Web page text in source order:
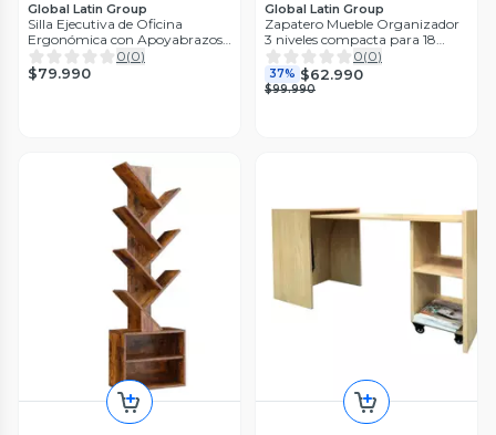
Global Latin Group
Silla Ejecutiva de Oficina
Ergonómica con Apoyabrazos
Ajustables de Tela Gris
0(0)
$79.990
Global Latin Group
Zapatero Mueble Organizador
3 niveles compacta para 18
Pares
0(0)
37% $62.990
$99.990